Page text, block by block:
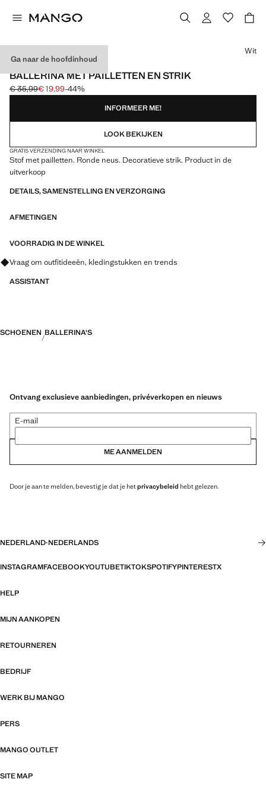
Ga naar de hoofdinhoud
EVENTS
BALLERINA MET PAILLETTEN EN STRIK
Oorspronkelijke prijs doorgehaald [€ 35,99 ]
€ 35,99
Huidige prijs [€ 19,99 ]
€ 19,99-44%
Kies een kleur
Wit
INFORMEER ME!
LOOK BEKIJKEN
GRATIS VERZENDING NAAR WINKEL
Stof met pailletten. Ronde neus. Decoratieve strik. Product in de
uitverkoop
DETAILS, SAMENSTELLING EN VERZORGING
AFMETINGEN
VOORRADIG IN DE WINKEL
Vraag om outfitideeën, kledingstukken en trends
ASSISTANT
SCHOENEN BALLERINA'S
Ontvang exclusieve aanbiedingen, privéverkopen en nieuws
E-mail
ME AANMELDEN
Door je aan te melden, bevestig je dat je hetprivacybeleid hebt gelezen.
NEDERLAND·NEDERLANDS
INSTAGRAMFACEBOOKYOUTUBETIKTOKSPOTIFYPINTERESTX
HELP
MIJN AANKOPEN
RETOURNEREN
BEDRIJF
WERK BIJ MANGO
PERS
MANGO OUTLET
SITE MAP